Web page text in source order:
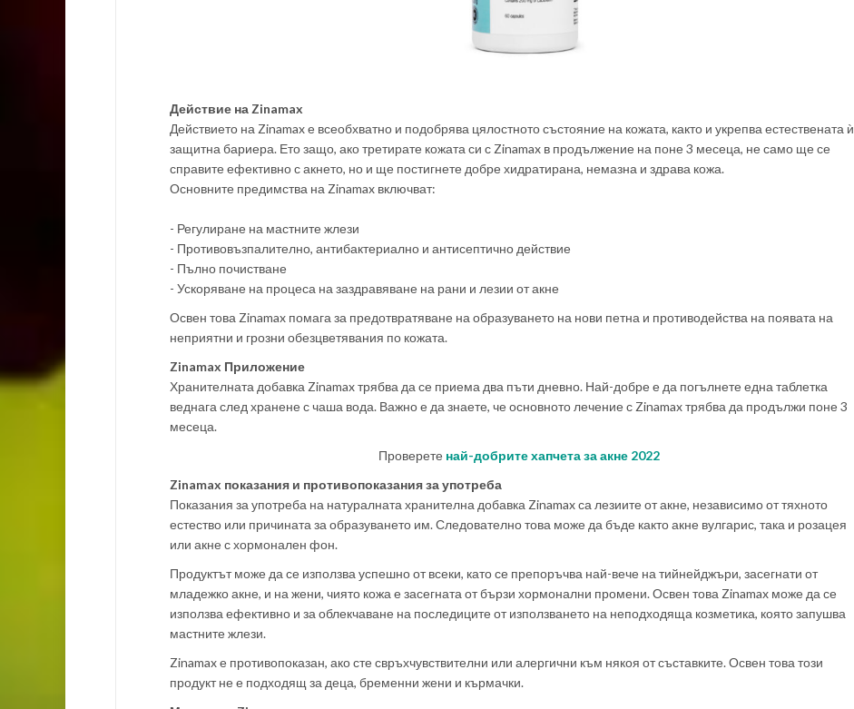
Действие на Zinamax
Действието на Zinamax е всеобхватно и подобрява цялостното състояние на кожата, както и укрепва естествената ѝ
защитна бариера. Ето защо, ако третирате кожата си с Zinamax в продължение на поне 3 месеца, не само ще се
справите ефективно с акнето, но и ще постигнете добре хидратирана, немазна и здрава кожа.
Основните предимства на Zinamax включват:
- Регулиране на мастните жлези
- Противовъзпалително, антибактериално и антисептично действие
- Пълно почистване
- Ускоряване на процеса на заздравяване на рани и лезии от акне
Освен това Zinamax помага за предотвратяване на образуването на нови петна и противодейства на появата на
неприятни и грозни обезцветявания по кожата.
Zinamax Приложение
Хранителната добавка Zinamax трябва да се приема два пъти дневно. Най-добре е да погълнете една таблетка
веднага след хранене с чаша вода. Важно е да знаете, че основното лечение с Zinamax трябва да продължи поне 3
месеца.
Проверете най-добрите хапчета за акне 2022
Zinamax показания и противопоказания за употреба
Показания за употреба на натуралната хранителна добавка Zinamax са лезиите от акне, независимо от тяхното
естество или причината за образуването им. Следователно това може да бъде както акне вулгарис, така и розацея
или акне с хормонален фон.
Продуктът може да се използва успешно от всеки, като се препоръчва най-вече на тийнейджъри, засегнати от
младежко акне, и на жени, чиято кожа е засегната от бързи хормонални промени. Освен това Zinamax може да се
използва ефективно и за облекчаване на последиците от използването на неподходяща козметика, която запушва
мастните жлези.
Zinamax е противопоказан, ако сте свръхчувствителни или алергични към някоя от съставките. Освен това този
продукт не е подходящ за деца, бременни жени и кърмачки.